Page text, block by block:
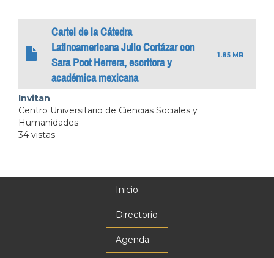
Cartel de la Cátedra
Latinoamericana Julio Cortázar con
Sara Poot Herrera, escritora y
académica mexicana
1.85 MB
Invitan
Centro Universitario de Ciencias Sociales y
Humanidades
34 vistas
Inicio
Directorio
Agenda